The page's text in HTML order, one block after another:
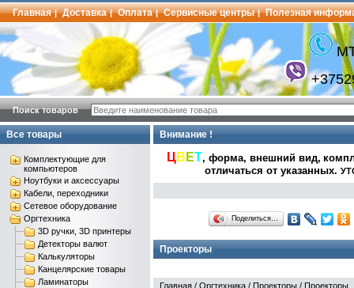
Главная | Доставка | Оплата | Сервисные центры | Полезная
Поиск товаров
Все товары
Комплектующие для
компьютеров
Ноутбуки и аксессуары
Кабели, переходники
Сетевое оборудование
Оргтехника
3D ручки, 3D принтеры
Детекторы валют
Калькуляторы
Канцелярские товары
Ламинаторы
Внимание !
ЦВ ЕТ, форма, внешний вид,
отличаться от указанных.
Поделиться…
Проекторы
Главная / Оргтехника / Проекторы / Проекторы